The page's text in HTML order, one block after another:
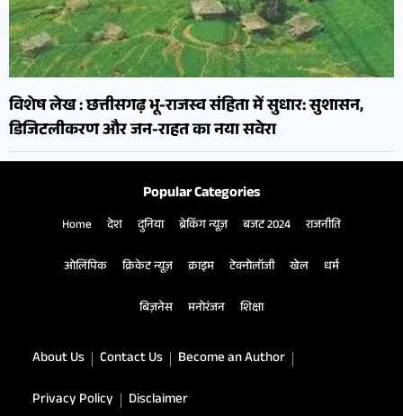
विशेष लेख : छत्तीसगढ़ भू-राजस्व संहिता में सुधार: सुशासन,
डिजिटलीकरण और जन-राहत का नया सवेरा
Popular Categories
Home देश दुनिया ब्रेकिंग न्यूज़ बजट 2024 राजनीति
ओलिंपिक क्रिकेट न्यूज़ क्राइम टेक्नोलॉजी खेल धर्म
बिज़नेस मनोरंजन शिक्षा
About Us Contact Us
Become an Author
Privacy Policy
Disclaimer